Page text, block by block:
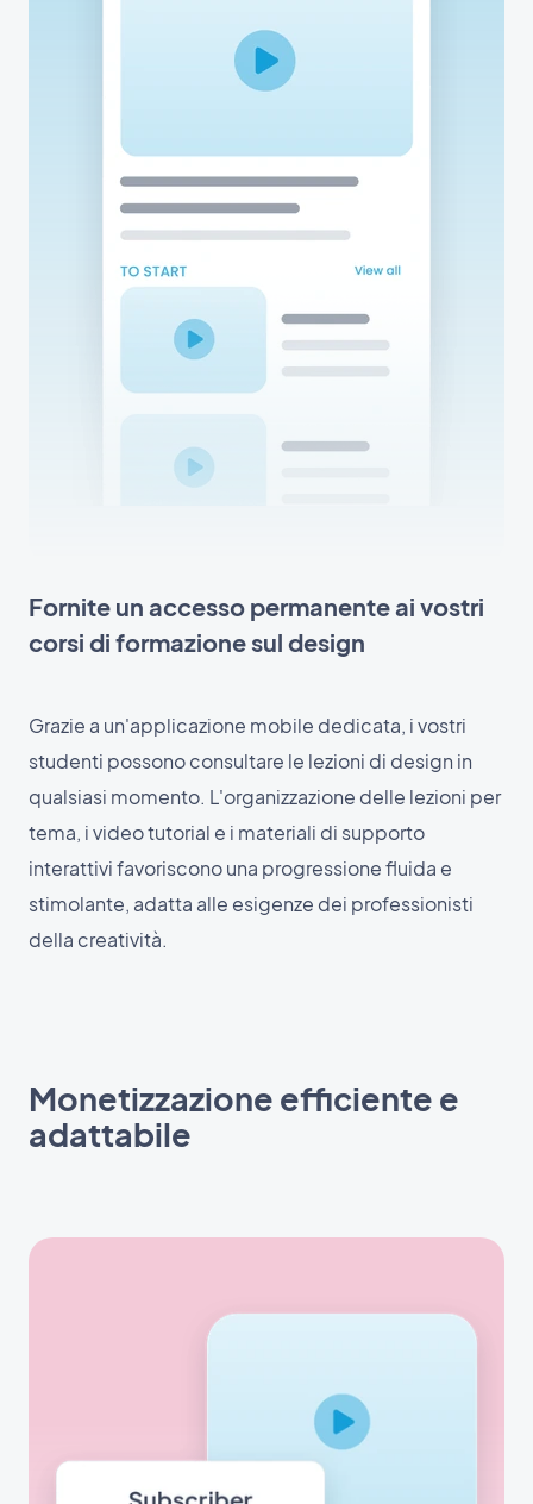
Fornite un accesso permanente ai vostri
corsi di formazione sul design
Grazie a un'applicazione mobile dedicata, i vostri
studenti possono consultare le lezioni di design in
qualsiasi momento. L'organizzazione delle lezioni per
tema, i video tutorial e i materiali di supporto
interattivi favoriscono una progressione fluida e
stimolante, adatta alle esigenze dei professionisti
della creatività.
Monetizzazione efficiente e
adattabile